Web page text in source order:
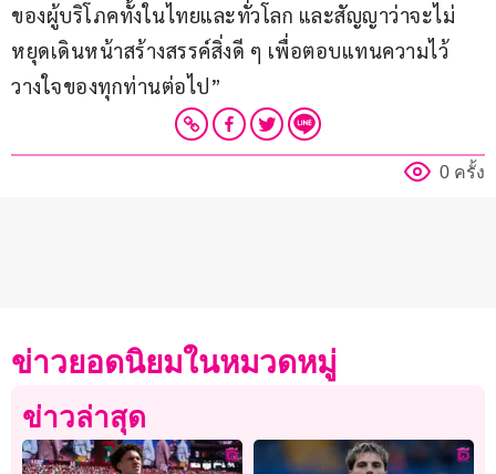
ของผู้บริโภคทั้งในไทยและทั่วโลก และสัญญาว่าจะไม่
หยุดเดินหน้าสร้างสรรค์สิ่งดี ๆ เพื่อตอบแทนความไว้
วางใจของทุกท่านต่อไป”
0 ครั้ง
ข่าวยอดนิยมในหมวดหมู่
ข่าวล่าสุด